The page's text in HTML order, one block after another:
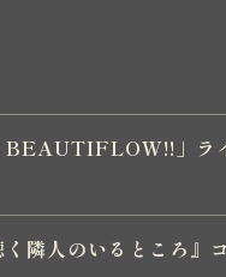
BEAUTIFLOW!!」ラ
く隣人のいるところ』